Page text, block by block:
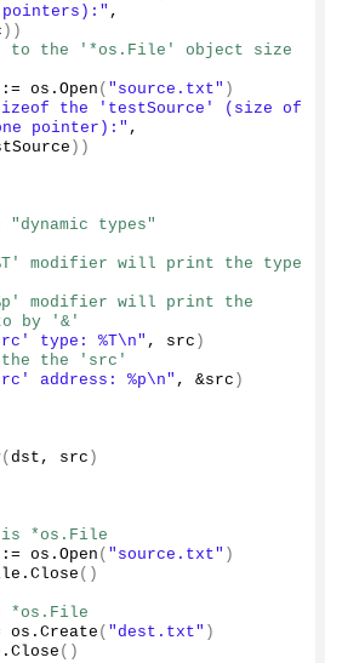
,
))
to the '*os.File' object size
os.
Open ( "source.txt" )
the 'testSource' (size of
pointer):" ,
))
types"
modifier will print the type
modifier will print the
by '&'
type: %T\n" , src )
the 'src'
address: %p\n" , &src )
( dst, src )
*os.File
os.
Open ( "source.txt" )
Close ()
*os.File
os.
Create ( "dest.txt" )
Close ()